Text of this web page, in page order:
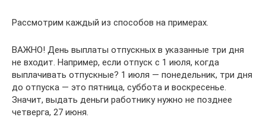
Рассмотрим каждый из способов на примерах.
ВАЖНО! День выплаты отпускных в указанные три дня
не входит. Например, если отпуск с 1 июля, когда
выплачивать отпускные? 1 июля — понедельник, три дня
до отпуска — это пятница, суббота и воскресенье.
Значит, выдать деньги работнику нужно не позднее
четверга, 27 июня.